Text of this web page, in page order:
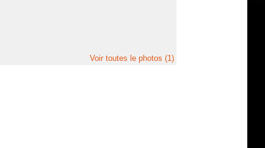
Voir toutes le photos (1)